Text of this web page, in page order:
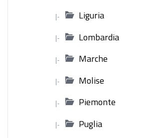
|- Liguria
|- Lombardia
|- Marche
|- Molise
|- Piemonte
|- Puglia